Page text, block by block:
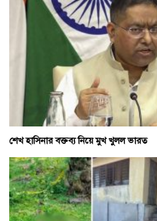
শেখ হাসিনার বক্তব্য নিয়ে মুখ খুলল ভারত